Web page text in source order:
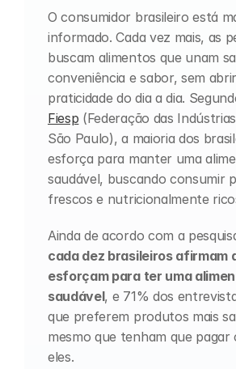
O consumidor brasileiro está
informado. Cada vez mais, as
buscam alimentos que unam
conveniência e sabor, sem
Fiesp (Federação das
São Paulo), a maioria dos
esforça para manter uma
saudável, buscando consumir
frescos e nutricionalmente
Ainda de acordo com a
cada dez brasileiros afirmam
esforçam para ter uma
saudável, e 71% dos
que preferem produtos mais
mesmo que tenham que
eles.